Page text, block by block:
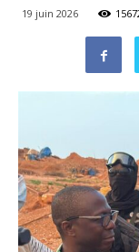
19 juin 2026